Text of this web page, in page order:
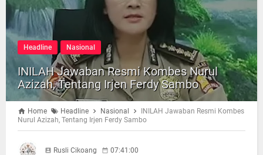
Headline Nasional
INILAH Jawaban Resmi Kombes Nurul
Azizah, Tentang Irjen Ferdy Sambo
Home Headline Nasional
INILAH Jawaban Resmi Kombes
Nurul Azizah, Tentang Irjen Ferdy Sambo
Rusli Cikoang 07:41:00